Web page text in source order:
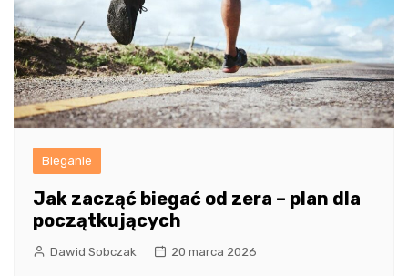
Bieganie
Jak zacząć biegać od zera – plan dla
początkujących
Dawid Sobczak 20 marca 2026